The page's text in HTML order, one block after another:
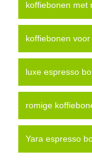
koffiebonen met
koffiebonen
luxe espresso
romige
Yara espresso